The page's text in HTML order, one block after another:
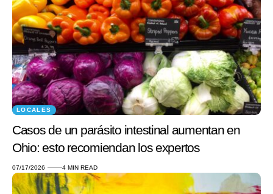
LOCALES
Casos de un parásito intestinal aumentan en
Ohio: esto recomiendan los expertos
07/17/2026 4 MIN READ